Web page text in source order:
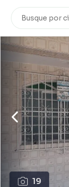
19